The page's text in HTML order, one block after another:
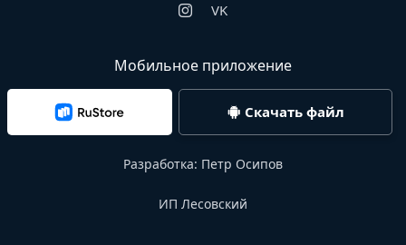
VK
Мобильное приложение
Скачать файл
Разработка: Петр Осипов
ИП Лесовский